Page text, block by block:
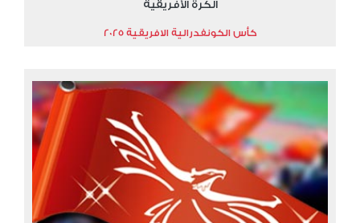
الكرة الأفريقية
كأس الكونفدرالية الافريقية 2025